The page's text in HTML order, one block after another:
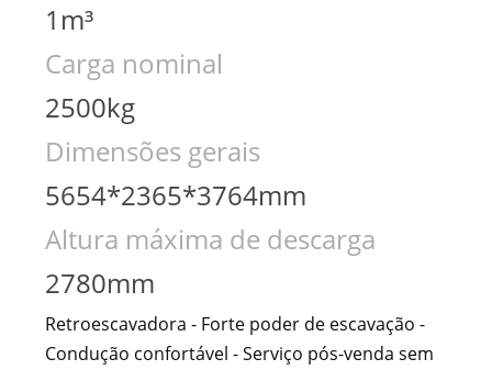
1m³
Carga nominal
2500kg
Dimensões gerais
5654*2365*3764mm
Altura máxima de descarga
2780mm
Retroescavadora - Forte poder de escavação -
Condução confortável - Serviço pós-venda sem